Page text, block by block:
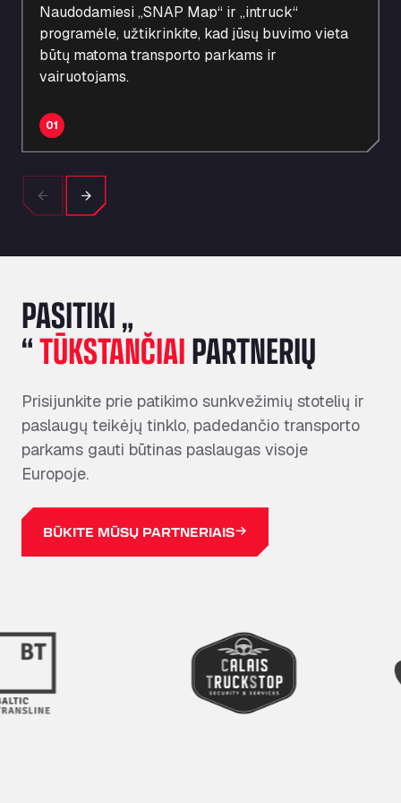
UŽSIREGISTRUOKITE
SUŽINOKITE DAUGIAU
Naudodamiesi „SNAP Map“ ir „intruck“
programėle, užtikrinkite, kad jūsų buvimo vieta
būtų matoma transporto parkams ir
vairuotojams.
01
Previous
Next
PASITIKI „
“TŪKSTANČIAIPARTNERIŲ
Prisijunkite prie patikimo sunkvežimių stotelių ir
paslaugų teikėjų tinklo, padedančio transporto
parkams gauti būtinas paslaugas visoje
Europoje.
BŪKITE MŪSŲ PARTNERIAIS